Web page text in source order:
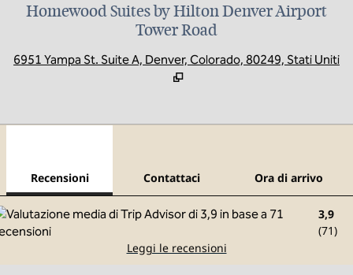
Homewood Suites by Hilton Denver Airport
Tower Road
6951 Yampa St. Suite A, Denver, Colorado, 80249, Stati Uniti
Recensioni Contattaci Ora di arrivo
3,9
(71)
Leggi le recensioni